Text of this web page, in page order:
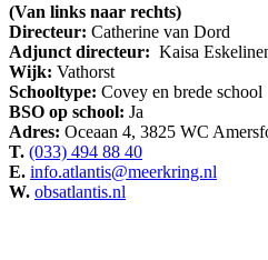
(Van links naar rechts)
Directeur: Catherine van Dord
Adjunct directeur: Kaisa
Wijk: Vathorst
Schooltype: Covey en brede school
BSO op school: Ja
Adres: Oceaan 4, 3825 WC
T. (033) 494 88 40
E. info.atlantis@meerkring.nl
W. obsatlantis.nl